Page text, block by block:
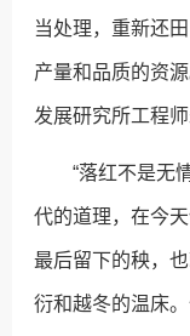
当处理，重新还
产量和品质的资
发展研究所工程师
“落红不是无
代的道理，在今
最后留下的秧，
衍和越冬的温床